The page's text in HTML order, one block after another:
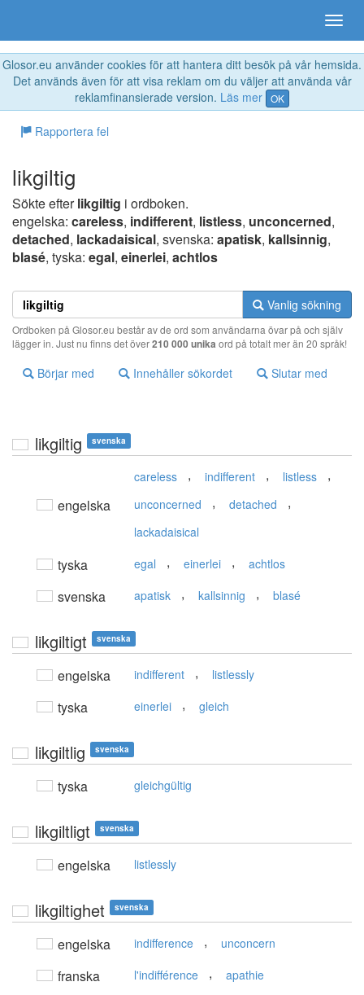
Glosor.eu använder cookies för att hantera ditt besök på vår hemsida.
Det används även för att visa reklam om du väljer att använda vår
reklamfinansierade version. Läs mer OK
Rapportera fel
likgiltig
Sökte efterlikgiltig i ordboken.
engelska: careless, indifferent, listless, unconcerned,
detached, lackadaisical, svenska: apatisk, kallsinnig,
blasé, tyska: egal, einerlei, achtlos
Vanlig sökning
Ordboken på Glosor.eu består av de ord som användarna övar på och själv
lägger in. Just nu finns det över210 000 unika ord på totalt mer än 20 språk!
Börjar med Innehåller sökordet Slutar med
likgiltig svenska
engelska
careless , indifferent , listless ,
unconcerned , detached ,
lackadaisical
tyska egal , einerlei , achtlos
svenska apatisk , kallsinnig , blasé
likgiltigt svenska
engelska indifferent , listlessly
tyska einerlei , gleich
likgiltlig svenska
tyska gleichgültig
likgiltligt svenska
engelska listlessly
likgiltighet svenska
engelska indifference , unconcern
franska l'indifférence , apathie